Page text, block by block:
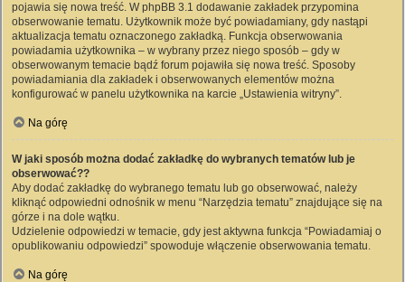
pojawia się nowa treść. W phpBB 3.1 dodawanie zakładek przypomina
obserwowanie tematu. Użytkownik może być powiadamiany, gdy nastąpi
aktualizacja tematu oznaczonego zakładką. Funkcja obserwowania
powiadamia użytkownika – w wybrany przez niego sposób – gdy w
obserwowanym temacie bądź forum pojawiła się nowa treść. Sposoby
powiadamiania dla zakładek i obserwowanych elementów można
konfigurować w panelu użytkownika na karcie „Ustawienia witryny”.
Na górę
W jaki sposób można dodać zakładkę do wybranych tematów lub je
obserwować??
Aby dodać zakładkę do wybranego tematu lub go obserwować, należy
kliknąć odpowiedni odnośnik w menu “Narzędzia tematu” znajdujące się na
górze i na dole wątku.
Udzielenie odpowiedzi w temacie, gdy jest aktywna funkcja “Powiadamiaj o
opublikowaniu odpowiedzi” spowoduje włączenie obserwowania tematu.
Na górę